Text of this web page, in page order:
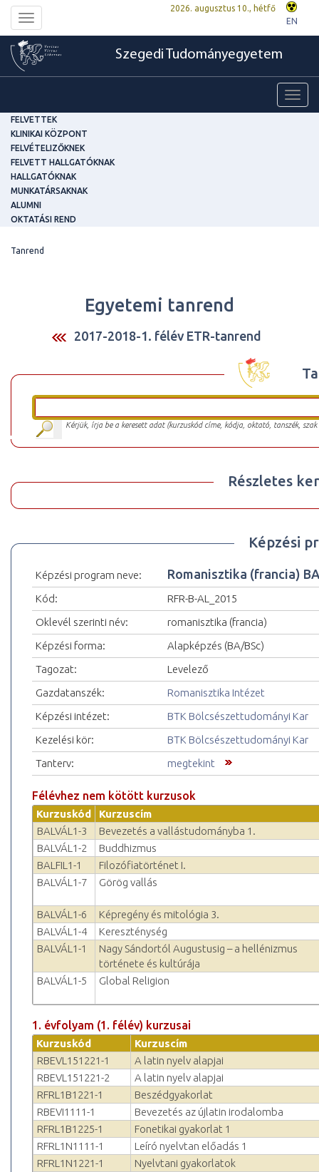
Toggle
navigation
2026. augusztus 10., hétfő
EN
Szegedi Tudományegyetem
FELVETTEK
KLINIKAI KÖZPONT
FELVÉTELIZŐKNEK
FELVETT HALLGATÓKNAK
HALLGATÓKNAK
MUNKATÁRSAKNAK
ALUMNI
OKTATÁSI REND
Tanrend
Egyetemi tanrend
2017-2018-1. félév ETR-tanrend
Kérjük, írja be a keresett adat (kurzuskód címe, kódja, oktató, tanszék,
Részletes
Képzési
Képzési program neve: Romanisztika (francia)
Kód:
RFR-B-AL_2015
Oklevél szerinti név:
romanisztika (francia)
Képzési forma:
Alapképzés (BA/BSc)
Tagozat:
Levelező
Gazdatanszék:
Romanisztika Intézet
Képzési intézet:
BTK Bölcsészettudományi Kar
Kezelési kör:
BTK Bölcsészettudományi Kar
Tanterv:
megtekint
Félévhez nem kötött kurzusok
Kurzuskód
Kurzuscím
BALVÁL1-3
Bevezetés a vallástudományba 1.
BALVÁL1-2
Buddhizmus
BALFIL1-1
Filozófiatörténet I.
BALVÁL1-7
Görög vallás
BALVÁL1-6
Képregény és mitológia 3.
BALVÁL1-4
Kereszténység
BALVÁL1-1
Nagy Sándortól Augustusig – a hellénizmus
története és kultúrája
BALVÁL1-5
Global Religion
1. évfolyam (1. félév) kurzusai
Kurzuskód
Kurzuscím
RBEVL151221-1
A latin nyelv alapjai
RBEVL151221-2
A latin nyelv alapjai
RFRL1B1221-1
Beszédgyakorlat
RBEVI1111-1
Bevezetés az újlatin irodalomba
RFRL1B1225-1
Fonetikai gyakorlat 1
RFRL1N1111-1
Leíró nyelvtan előadás 1
RFRL1N1221-1
Nyelvtani gyakorlatok